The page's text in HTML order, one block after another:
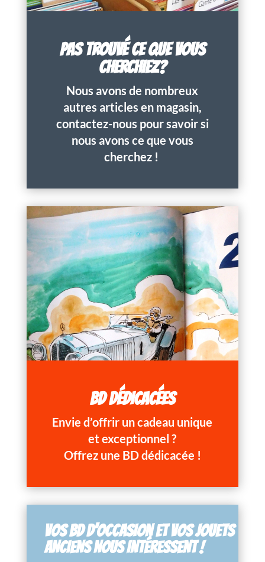
PAS TROUVÉ CE QUE VOUS
CHERCHIEZ?
Nous avons de nombreux
autres articles en magasin,
contactez-nous pour savoir si
nous avons ce que vous
cherchez !
BD DÉDICACÉES
Envie d’offrir un cadeau unique
et exceptionnel ?
Offrez une BD dédicacée !
VOS BD D’OCCASION ET VOS JOUETS
ANCIENS NOUS INTÉRESSENT !